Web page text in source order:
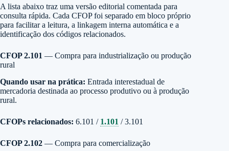
A lista abaixo traz uma versão editorial comentada para
consulta rápida. Cada CFOP foi separado em bloco próprio
para facilitar a leitura, a linkagem interna automática e a
identificação dos códigos relacionados.
CFOP 2.101 — Compra para industrialização ou produção
rural
Quando usar na prática: Entrada interestadual de
mercadoria destinada ao processo produtivo ou à produção
rural.
CFOPs relacionados: 6.101 / 1.101 / 3.101
CFOP 2.102 — Compra para comercialização